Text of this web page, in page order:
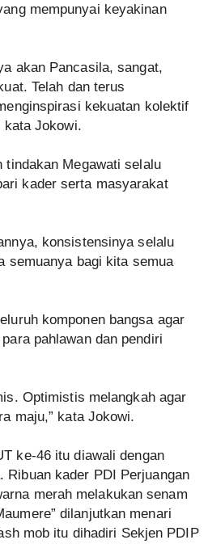
mempunyai keyakinan
akan Pancasila, sangat,
Telah dan terus
kekuatan kolektif
kata Jokowi.
tindakan Megawati selalu
kader serta masyarakat
konsistensinya selalu
semuanya bagi kita semua
komponen bangsa agar
pahlawan dan pendiri
Optimistis melangkah agar
maju,” kata Jokowi.
ke-46 itu diawali dengan
Ribuan kader PDI Perjuangan
merah melakukan senam
dilanjutkan menari
mob itu dihadiri Sekjen PDIP